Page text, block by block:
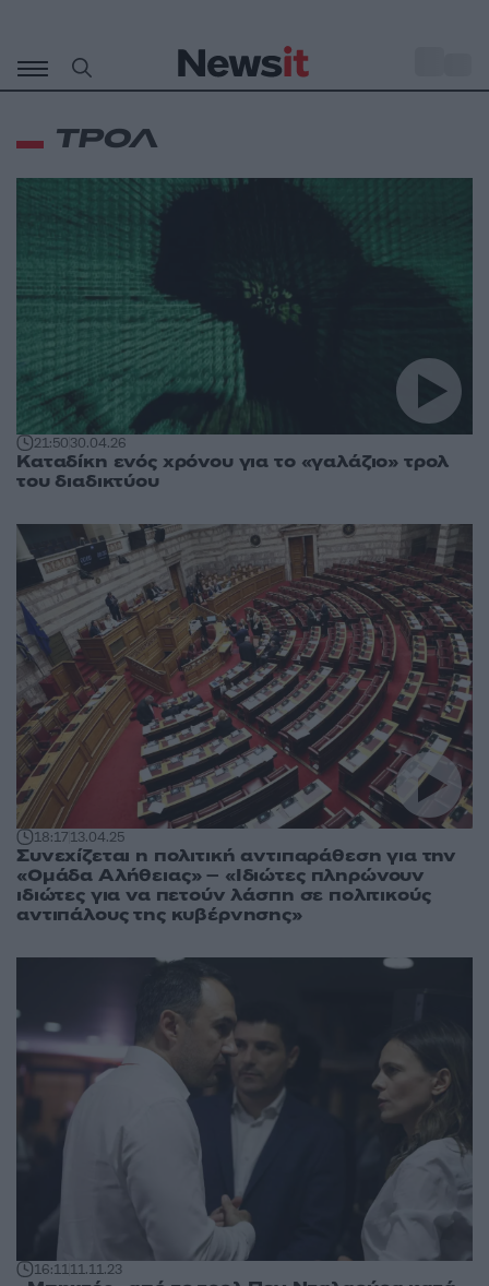
περιεχόμενο
ΤΡΟΛ
21:5030.04.26
Καταδίκη ενός χρόνου για το «γαλάζιο» τρολ
του διαδικτύου
18:1713.04.25
Συνεχίζεται η πολιτική αντιπαράθεση για την
«Ομάδα Αλήθειας» – «Ιδιώτες πληρώνουν
ιδιώτες για να πετούν λάσπη σε πολιτικούς
αντιπάλους της κυβέρνησης»
16:1111.11.23